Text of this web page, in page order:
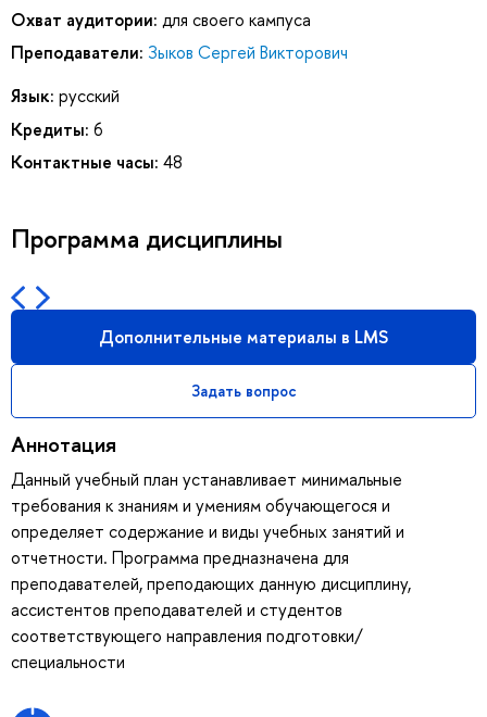
Охват аудитории: для своего кампуса
Преподаватели: Зыков Сергей Викторович
Язык: русский
Кредиты: 6
Контактные часы: 48
Программа дисциплины
Дополнительные материалы в LMS
Задать вопрос
Аннотация
Данный учебный план устанавливает минимальные
требования к знаниям и умениям обучающегося и
определяет содержание и виды учебных занятий и
отчетности. Программа предназначена для
преподавателей, преподающих данную дисциплину,
ассистентов преподавателей и студентов
соответствующего направления подготовки/
специальности